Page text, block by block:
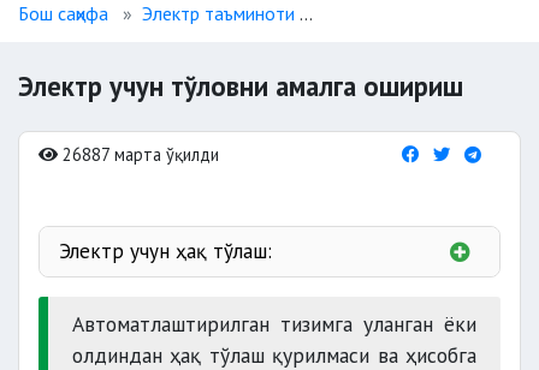
Бош саҳифа Электр таъминоти
Электр учун тўловни амалга ошириш
26887 марта ўқилди
Электр учун ҳақ тўлаш:
қадар
Автоматлаштирилган тизимга уланган ёки
олдиндан ҳақ тўлаш қурилмаси ва ҳисобга